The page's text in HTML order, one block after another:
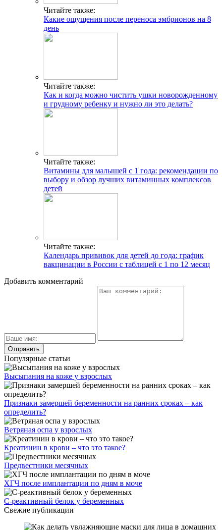
Читайте также:
Какие ощущения после переноса эмбрионов на 8
день
Читайте также:
Как и когда можно чистить ушки новорожденному
и грудному ребенку и нужно ли это делать?
Читайте также:
Витамины для малышей с 1 года: рекомендации по
выбору и обзор лучших витаминных комплексов
детей
Читайте также:
Календарь прививок для детей до года: график
вакцинации в России с таблицей с 1 по 12 месяц
Добавить комментарий
Популярные статьи
Высыпания на коже у взрослых
Признаки замершей беременности на ранних сроках – как
определить?
Ветряная оспа у взрослых
Креатинин в крови – что это такое?
Предвестники месячных
ХГЧ после имплантации по дням в моче
С-реактивный белок у беременных
Свежие публикации